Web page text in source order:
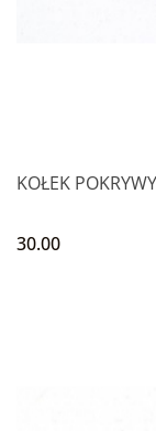
KOŁEK
30.00